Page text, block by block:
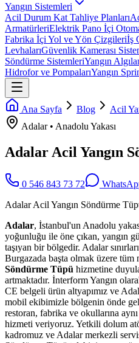
Yangın Sistemleri
Acil Durum Kat Tahliye Planları
ArmatürleriElektrik Pano İçi
Fabrika İçi Yol ve Yön Çizgileriİş
LevhalarıGüvenlik Kamerası
Söndürme SistemleriYangın
Hidrofor ve PompalarıYangın
Ana Sayfa Blog Acil
Adalar• Anadolu Yakası
Adalar Acil Yangın
0 546 843 73 72
Adalar Acil Yangın Söndürme
Adalar, İstanbul'un Anadolu
yoğunluğu ile öne çıkan, yangın
taşıyan bir bölgedir. Adalar
Burgazada başta olmak üzere tüm
Söndürme Tüpü hizmetine
artmaktadır. İnterform Yangın
CE belgeli ürün altyapımız ve
mobil ekibimizle bölgenin önde
restoran, fabrika ve okullarına
hizmeti veriyoruz. Yetkili dolum
kadromuz ve Adalar merkezli